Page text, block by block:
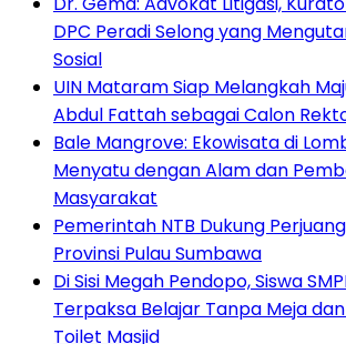
DPC Peradi Selong yang
Sosial
UIN Mataram Siap Melangkah
Abdul Fattah sebagai Calon
Bale Mangrove: Ekowisata di
Menyatu dengan Alam dan
Masyarakat
Pemerintah NTB Dukung
Provinsi Pulau Sumbawa
Di Sisi Megah Pendopo, Siswa
Terpaksa Belajar Tanpa Meja
Toilet Masjid